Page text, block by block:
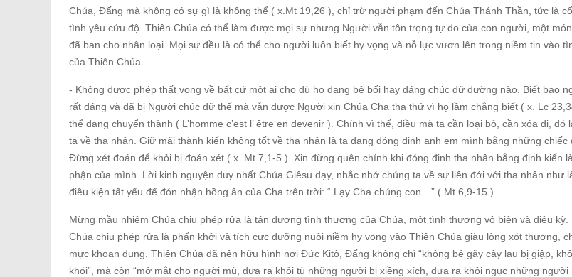
Chúa, Đấng mà không có sự gì là không thể ( x.Mt 19,26 ), chỉ trừ người phạm đến Chúa Thánh Thần, tức là
tình yêu cứu độ. Thiên Chúa có thể làm được mọi sự nhưng Người vẫn tôn trọng tự do của con người, một
đã ban cho nhân loại. Mọi sự đều là có thể cho người luôn biết hy vọng và nỗ lực vươn lên trong niềm tin vào
của Thiên Chúa.
- Không được phép thất vọng về bất cứ một ai cho dù họ đang bê bối hay đáng chúc dữ dường nào. Biết bao
rất đáng và đã bị Người chúc dữ thế mà vẫn được Người xin Chúa Cha tha thứ vì họ lầm chẳng biết ( x. Lc
thể đang chuyển thành ( L’homme c’est l’ être en devenir ). Chính vì thế, điều mà ta cần loại bỏ, cần xóa đi, đó
ta về tha nhân. Giữ mãi thành kiến không tốt về tha nhân là ta đang đóng đinh anh em mình bằng những chiếc
Đừng xét đoán để khỏi bị đoán xét ( x. Mt 7,1-5 ). Xin đừng quên chính khi đóng đinh tha nhân bằng định kiến
phận của mình. Lời kinh nguyện duy nhất Chúa Giêsu dạy, nhắc nhớ chúng ta về sự liên đới với tha nhân như
điều kiện tất yếu để đón nhận hồng ân của Cha trên trời: “ Lạy Cha chúng con…” ( Mt 6,9-15 )
Mừng mầu nhiệm Chúa chịu phép rửa là tán dương tình thương của Chúa, một tình thương vô biên và diệu kỳ.
Chúa chịu phép rửa là phấn khởi và tích cực dưỡng nuôi niềm hy vọng vào Thiên Chúa giàu lòng xót thương,
mực khoan dung. Thiên Chúa đã nên hữu hình nơi Đức Kitô, Đấng không chỉ “không bẻ gãy cây lau bị giập,
khói”, mà còn “mở mắt cho người mù, đưa ra khỏi tù những người bị xiềng xích, đưa ra khỏi ngục những người